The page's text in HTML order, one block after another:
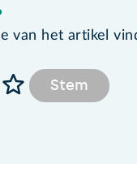
van het artikel
Stem